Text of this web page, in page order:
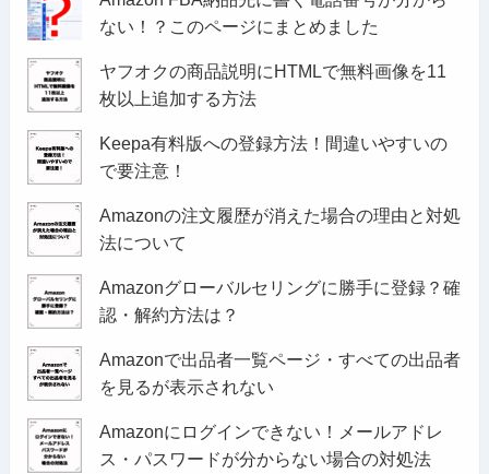
ない！？このページにまとめました
ヤフオクの商品説明にHTMLで無料画像を11
枚以上追加する方法
Keepa有料版への登録方法！間違いやすいの
で要注意！
Amazonの注文履歴が消えた場合の理由と対処
法について
Amazonグローバルセリングに勝手に登録？確
認・解約方法は？
Amazonで出品者一覧ページ・すべての出品者
を見るが表示されない
Amazonにログインできない！メールアドレ
ス・パスワードが分からない場合の対処法